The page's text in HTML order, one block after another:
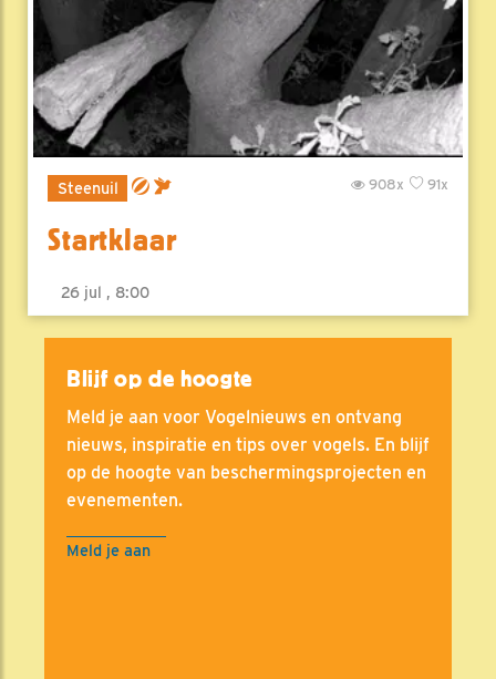
Steenuil 91x
908x
Startklaar
26 jul , 8:00
Blijf op de hoogte
Meld je aan voor Vogelnieuws en ontvang
nieuws, inspiratie en tips over vogels. En blijf
op de hoogte van beschermingsprojecten en
evenementen.
Meld je aan